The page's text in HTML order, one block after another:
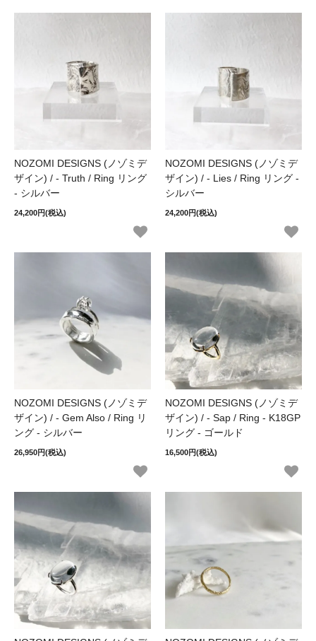
NOZOMI DESIGNS (ノゾミデ
ザイン) / - Truth / Ring リング
- シルバー
24,200円(税込)
NOZOMI DESIGNS (ノゾミデ
ザイン) / - Lies / Ring リング -
シルバー
24,200円(税込)
NOZOMI DESIGNS (ノゾミデ
ザイン) / - Gem Also / Ring リ
ング - シルバー
26,950円(税込)
NOZOMI DESIGNS (ノゾミデ
ザイン) / - Sap / Ring - K18GP
リング - ゴールド
16,500円(税込)